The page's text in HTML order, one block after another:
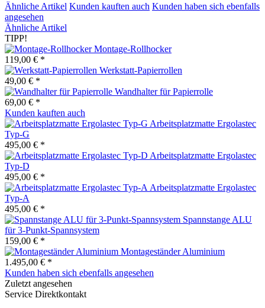
Ähnliche Artikel Kunden kauften auch Kunden haben sich ebenfalls
angesehen
Ähnliche Artikel
TIPP!
Montage-Rollhocker
119,00 € *
Werkstatt-Papierrollen
49,00 € *
Wandhalter für Papierrolle
69,00 € *
Kunden kauften auch
Arbeitsplatzmatte Ergolastec
Typ-G
495,00 € *
Arbeitsplatzmatte Ergolastec
Typ-D
495,00 € *
Arbeitsplatzmatte Ergolastec
Typ-A
495,00 € *
Spannstange ALU
für 3-Punkt-Spannsystem
159,00 € *
Montageständer Aluminium
1.495,00 € *
Kunden haben sich ebenfalls angesehen
Zuletzt angesehen
Service Direktkontakt